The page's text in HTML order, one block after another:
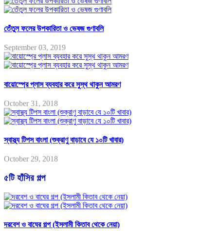
তেঁতুল ফলের উপকারিতা ও ভেষজ গুণাবলি
September 03, 2019
বায়োস্প্রে প্লাস ব্যবহার করে সুস্থ থাকুন আমরণ
October 31, 2018
স্বাস্থ্য টিপস বাংলা (শুক্রাণু বাড়াবে যে ১০টি খাবার)
October 29, 2018
৫টি হাঁসির গল্প
দরবেশ ও বাঘের গল্প (ইসলামী কিতাব থেকে নেয়া)